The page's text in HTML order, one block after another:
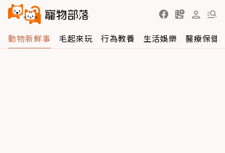
動物新鮮事 毛起來玩 行為教養 生活娛樂 醫療保健